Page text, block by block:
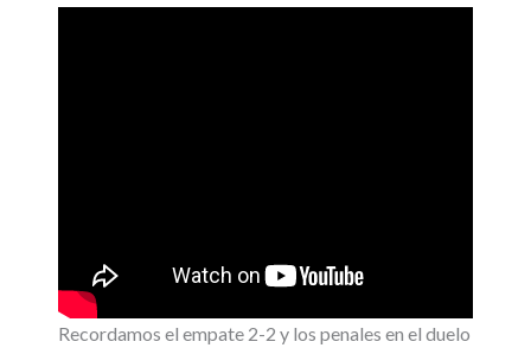
Recordamos el empate 2-2 y los penales en el duelo